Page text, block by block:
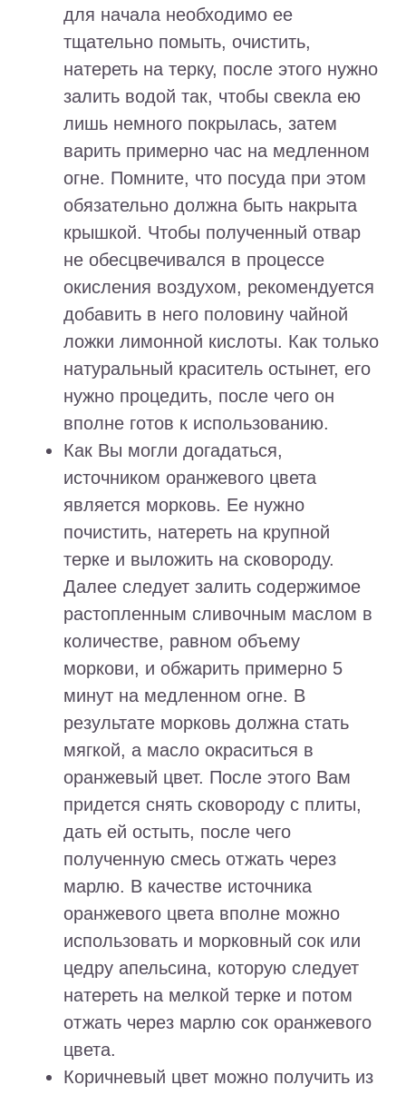
для начала необходимо ее
тщательно помыть, очистить,
натереть на терку, после этого нужно
залить водой так, чтобы свекла ею
лишь немного покрылась, затем
варить примерно час на медленном
огне. Помните, что посуда при этом
обязательно должна быть накрыта
крышкой. Чтобы полученный отвар
не обесцвечивался в процессе
окисления воздухом, рекомендуется
добавить в него половину чайной
ложки лимонной кислоты. Как только
натуральный краситель остынет, его
нужно процедить, после чего он
вполне готов к использованию.
Как Вы могли догадаться,
источником оранжевого цвета
является морковь. Ее нужно
почистить, натереть на крупной
терке и выложить на сковороду.
Далее следует залить содержимое
растопленным сливочным маслом в
количестве, равном объему
моркови, и обжарить примерно 5
минут на медленном огне. В
результате морковь должна стать
мягкой, а масло окраситься в
оранжевый цвет. После этого Вам
придется снять сковороду с плиты,
дать ей остыть, после чего
полученную смесь отжать через
марлю. В качестве источника
оранжевого цвета вполне можно
использовать и морковный сок или
цедру апельсина, которую следует
натереть на мелкой терке и потом
отжать через марлю сок оранжевого
цвета.
Коричневый цвет можно получить из